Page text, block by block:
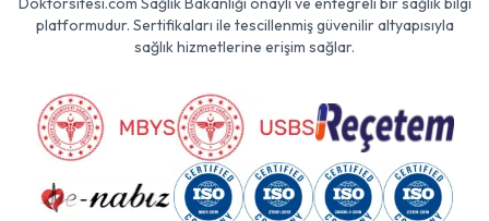
platformudur. Sertifikaları ile tescillenmiş güvenilir altyapısıyla
sağlık hizmetlerine erişim sağlar.